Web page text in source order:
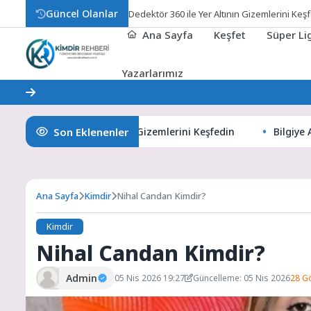
Güncel Olanlar Dedektör 360 ile Yer Altının Gizemlerini
Ana Sayfa Keşfet Süper
Yazarlarımız
Son Eklenenler
360 ile Yer Altının Gizemlerini Keşfedin Bilgiye Açılan
Ana Sayfa Kimdir Nihal Candan Kimdir?
Kimdir
Nihal Candan Kimdir?
Admin 05 Nis 2026 19:27 Güncelleme: 05 Nis 202628